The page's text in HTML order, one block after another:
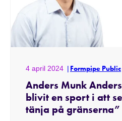
4 april 2024 Formpipe Public
Anders Munk
blivit en sport i att
tänja på gränserna”